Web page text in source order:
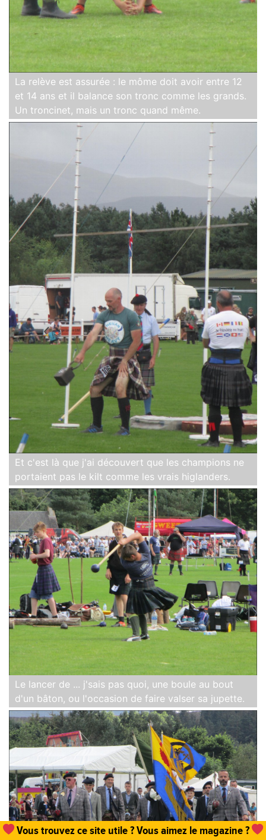
La relève est assurée : le môme doit avoir entre 12
et 14 ans et il balance son tronc comme les grands.
Un troncinet, mais un tronc quand même.
Et c'est là que j'ai découvert que les champions ne
portaient pas le kilt comme les vrais higlanders.
Le lancer de ... j'sais pas quoi, une boule au bout
d'un bâton, ou l'occasion de faire valser sa jupette.
Unabonnement, une commande de numéro et hop,
vous permettez que tout cela existe !